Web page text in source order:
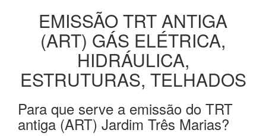
EMISSÃO TRT ANTIGA
(ART) GÁS ELÉTRICA,
HIDRÁULICA,
ESTRUTURAS, TELHADOS
Para que serve a emissão do TRT
antiga (ART) Jardim Três Marias?